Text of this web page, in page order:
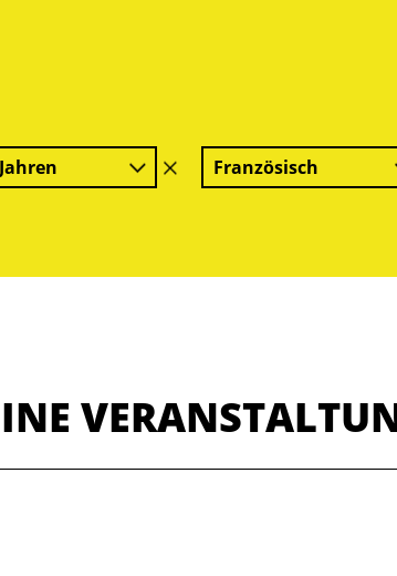
Filter
löschen
Französisch